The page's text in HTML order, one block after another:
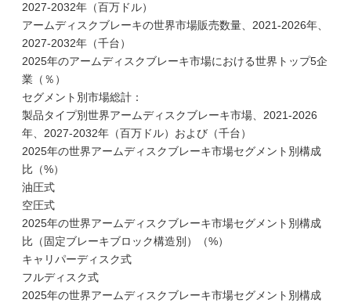
2027-2032年（百万ドル）
アームディスクブレーキの世界市場販売数量、2021-2026年、
2027-2032年（千台）
2025年のアームディスクブレーキ市場における世界トップ5企
業（％）
セグメント別市場総計：
製品タイプ別世界アームディスクブレーキ市場、2021-2026
年、2027-2032年（百万ドル）および（千台）
2025年の世界アームディスクブレーキ市場セグメント別構成
比（%）
油圧式
空圧式
2025年の世界アームディスクブレーキ市場セグメント別構成
比（固定ブレーキブロック構造別）（%）
キャリパーディスク式
フルディスク式
2025年の世界アームディスクブレーキ市場セグメント別構成